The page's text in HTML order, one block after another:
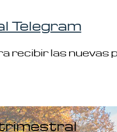
Telegram
recibir las nuevas